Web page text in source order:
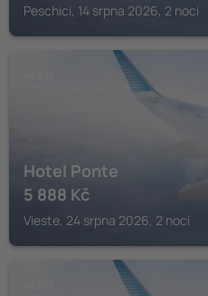
Peschici, 14 srpna 2026, 2 noci
Hotel Ponte
5 888 Kč
Vieste, 24 srpna 2026, 2 noci